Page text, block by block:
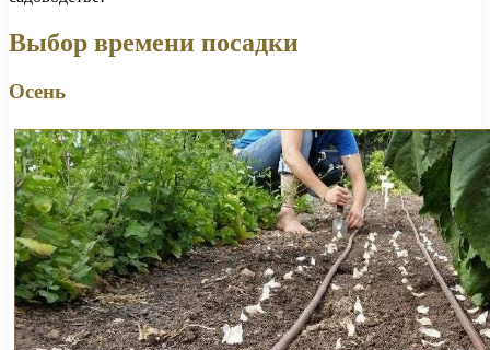
Выбор времени посадки
Осень